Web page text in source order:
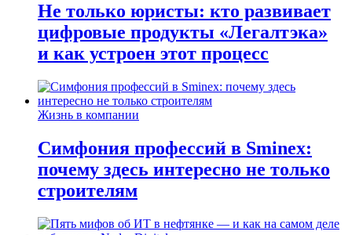
Не только юристы: кто развивает
цифровые продукты «Легалтэка»
и как устроен этот процесс
Жизнь в компании
Симфония профессий в Sminex:
почему здесь интересно не только
строителям